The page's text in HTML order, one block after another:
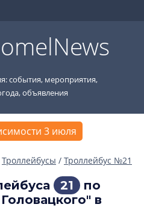
события, мероприятия,
объявления
3 июля
Троллейбусы / Троллейбус №21
21
по
в